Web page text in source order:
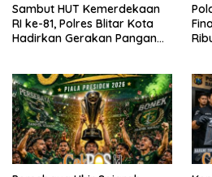
Sambut HUT Kemerdekaan
RI ke-81, Polres Blitar Kota
Hadirkan Gerakan Pangan